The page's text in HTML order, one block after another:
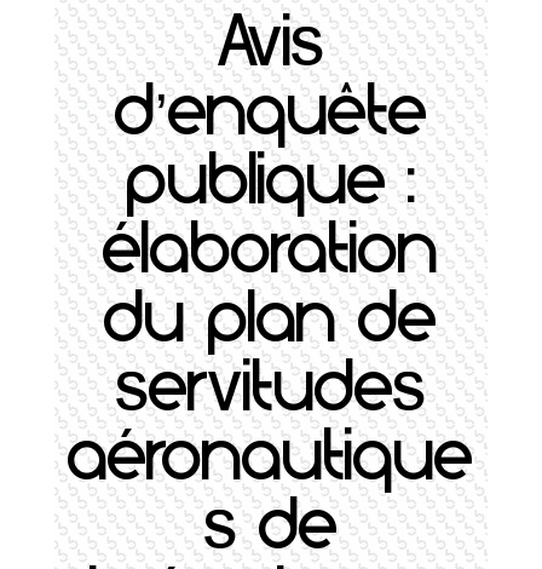
Avis
d’enquête
publique :
élaboration
du plan de
servitudes
aéronautique
s de